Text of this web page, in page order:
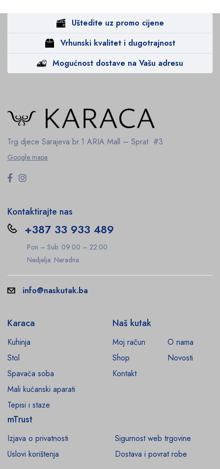
Uštedite uz promo cijene
Vrhunski kvalitet i dugotrajnost
Mogućnost dostave na Vašu adresu
Trg djece Sarajeva br.1 ARIA Mall – Sprat #3
Google mapa
Kontaktirajte nas
+387 33 933 489
Pon – Sub: 09:00 – 22:00
Nedjelja: Neradna
info@naskutak.ba
Karaca
Kuhinja
Stol
Spavaća soba
Mali kućanski aparati
Tepisi i staze
Naš kutak
Moj račun
O nama
Shop
Novosti
Kontakt
mTrust
Izjava o privatnosti
Sigurnost web trgovine
Uslovi korištenja
Dostava i povrat robe